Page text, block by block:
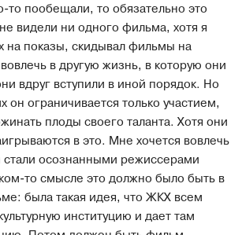
то пообещали, то обязательно это
видели ни одного фильма, хотя я
на показы, скидывал фильмы на
в другую жизнь, в которую они
вдруг вступили в иной порядок. Но
он ограничивается только участием,
плоды своего таланта. Хотя они
в это. Мне хочется вовлечь
стали осознанными режиссерами
то смысле это должно было быть в
была такая идея, что ЖКХ всем
институцию и дает там